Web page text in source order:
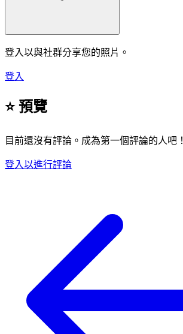
登入以與社群分享您的照片。
登入
⭐ 預覽
目前還沒有評論。成為第一個評論的人吧！
登入以進行評論